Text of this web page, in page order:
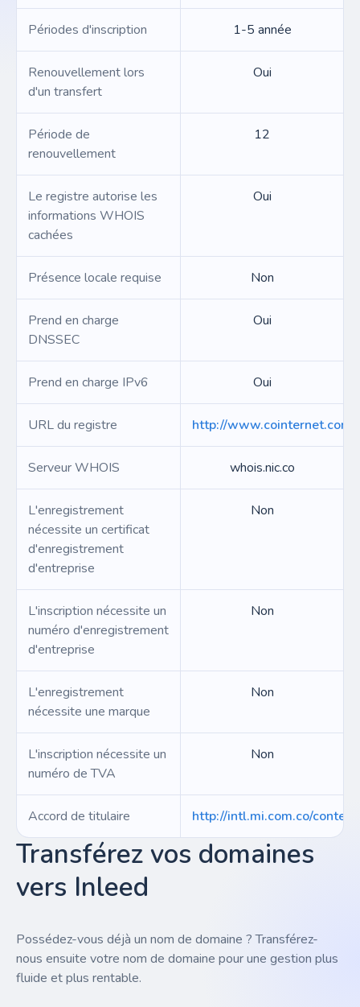
Périodes d'inscription 1-5 année
Renouvellement lors
d'un transfert
Oui
Période de
renouvellement
12
Le registre autorise les
informations WHOIS
cachées
Oui
Présence locale requise Non
Prend en charge
DNSSEC
Oui
Prend en charge IPv6 Oui
URL du registre http://
Serveur WHOIS whois.nic.co
L'enregistrement
nécessite un certificat
d'enregistrement
d'entreprise
Non
L'inscription nécessite un
numéro d'enregistrement
d'entreprise
Non
L'enregistrement
nécessite une marque
Non
L'inscription nécessite un
numéro de TVA
Non
Accord de titulaire http://intl.mi.com.co/
Transférez vos domaines
vers Inleed
Possédez-vous déjà un nom de domaine ? Transférez-
nous ensuite votre nom de domaine pour une gestion plus
fluide et plus rentable.